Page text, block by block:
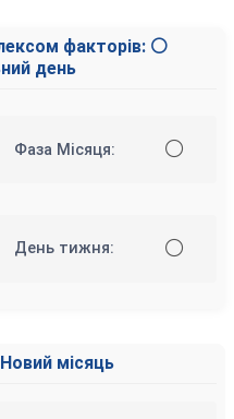
факторів: ⚪
день
Фаза Місяця: ⚪
День тижня: ⚪
місяць